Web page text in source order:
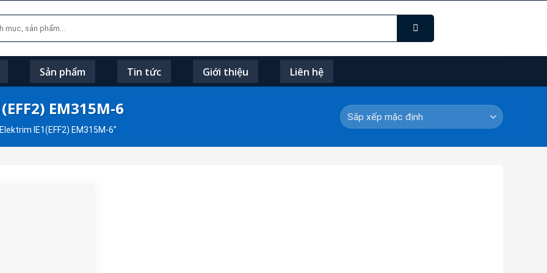
Sản phẩm Tin tức Giới thiệu Liên hệ
EM315M-6
IE1(EFF2) EM315M-6”